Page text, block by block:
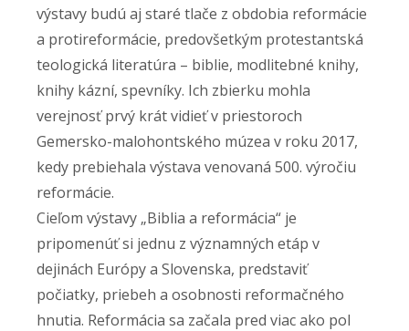
výstavy budú aj staré tlače z obdobia reformácie
a protireformácie, predovšetkým protestantská
teologická literatúra – biblie, modlitebné knihy,
knihy kázní, spevníky. Ich zbierku mohla
verejnosť prvý krát vidieť v priestoroch
Gemersko-malohontského múzea v roku 2017,
kedy prebiehala výstava venovaná 500. výročiu
reformácie.
Cieľom výstavy „Biblia a reformácia“ je
pripomenúť si jednu z významných etáp v
dejinách Európy a Slovenska, predstaviť
počiatky, priebeh a osobnosti reformačného
hnutia. Reformácia sa začala pred viac ako pol